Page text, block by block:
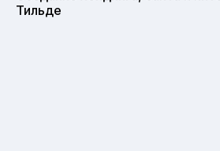
Тильде